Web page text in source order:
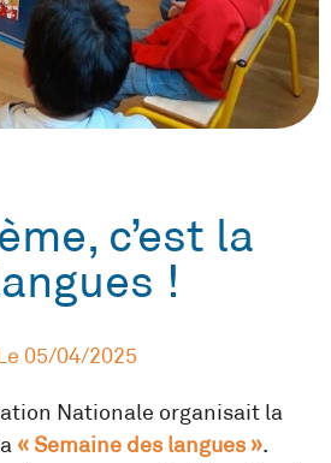
c’est la
!
05/04/2025
Nationale organisait la
« Semaine des langues ».